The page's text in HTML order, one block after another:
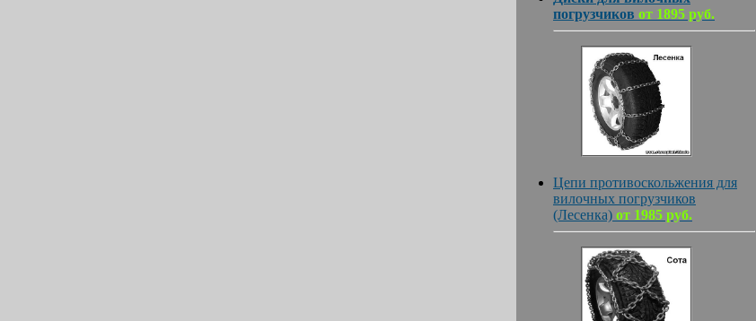
погрузчиков от 1895 руб.
Цепи противоскольжения для
вилочных погрузчиков
(Лесенка) от 1985 руб.